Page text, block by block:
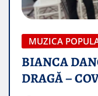
MUZICA
BIANCA
DRAGĂ –